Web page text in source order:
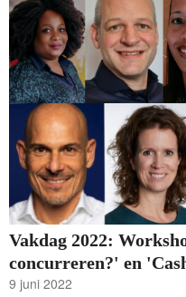
Vakdag 2022:
concurreren?' en
9 juni 2022